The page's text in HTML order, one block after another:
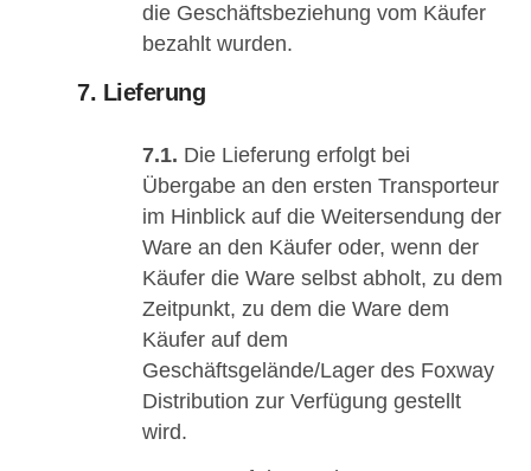
die Geschäftsbeziehung vom Käufer
bezahlt wurden.
7. Lieferung
7.1. Die Lieferung erfolgt bei
Übergabe an den ersten Transporteur
im Hinblick auf die Weitersendung der
Ware an den Käufer oder, wenn der
Käufer die Ware selbst abholt, zu dem
Zeitpunkt, zu dem die Ware dem
Käufer auf dem
Geschäftsgelände/Lager des Foxway
Distribution zur Verfügung gestellt
wird.